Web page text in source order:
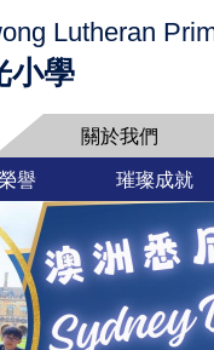
Lutheran
小學
關於我們
譽 璀璨成就